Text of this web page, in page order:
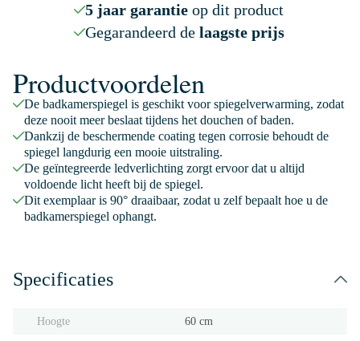
5 jaar garantieop dit product
Gegarandeerd de laagste prijs
Productvoordelen
De badkamerspiegel is geschikt voor spiegelverwarming, zodat
deze nooit meer beslaat tijdens het douchen of baden.
Dankzij de beschermende coating tegen corrosie behoudt de
spiegel langdurig een mooie uitstraling.
De geïntegreerde ledverlichting zorgt ervoor dat u altijd
voldoende licht heeft bij de spiegel.
Dit exemplaar is 90° draaibaar, zodat u zelf bepaalt hoe u de
badkamerspiegel ophangt.
Specificaties
Hoogte 60 cm